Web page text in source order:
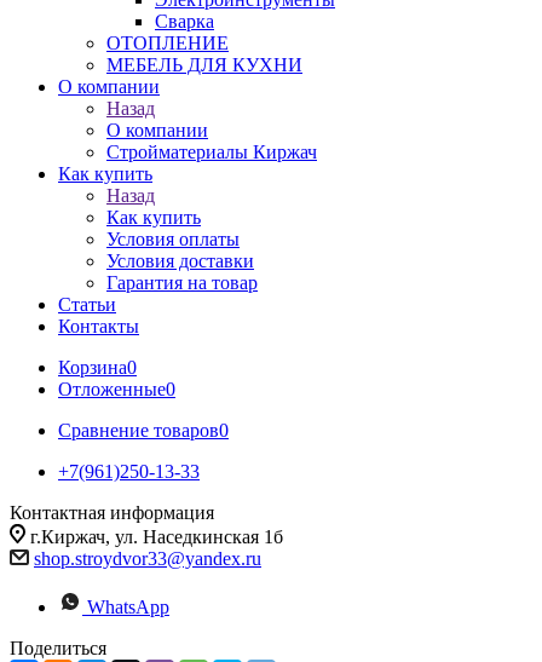
Сварка
ОТОПЛЕНИЕ
МЕБЕЛЬ ДЛЯ КУХНИ
О компании
Назад
О компании
Стройматериалы Киржач
Как купить
Назад
Как купить
Условия оплаты
Условия доставки
Гарантия на товар
Статьи
Контакты
Корзина0
Отложенные0
Сравнение товаров0
+7(961)250-13-33
Контактная информация
г.Киржач, ул. Наседкинская 1б
shop.stroydvor33@yandex.ru
WhatsApp
Поделиться